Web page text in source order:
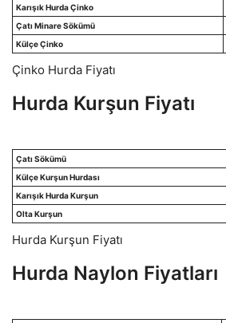
Karışık Hurda Çinko
Çatı Minare Sökümü
Külçe Çinko
Çinko Hurda Fiyatı
Hurda Kurşun Fiyatı
Çatı Sökümü
Külçe Kurşun Hurdası
Karışık Hurda Kurşun
Olta Kurşun
Hurda Kurşun Fiyatı
Hurda Naylon Fiyatları